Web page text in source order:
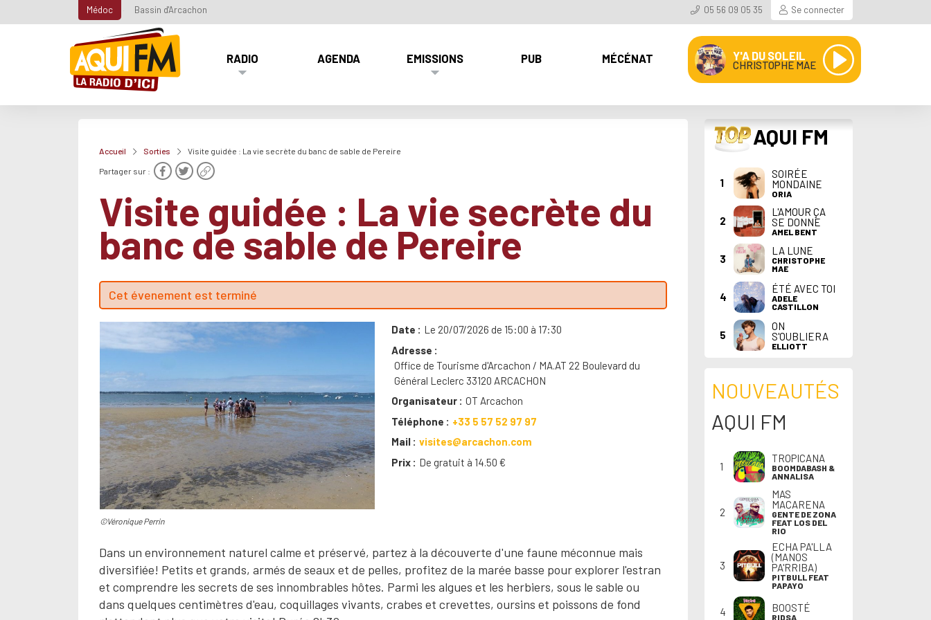
Médoc Bassin d'Arcachon 05 56 09 05 35 Se connecter
RADIO AGENDA EMISSIONS PUB MÉCÉNAT Y'A DU SOLEIL
CHRISTOPHE MAE
Accueil Sorties Visite guidée : La vie secrète du banc de sable de Pereire
Partager sur :
Visite guidée : La vie secrète du
banc de sable de Pereire
Cet évenement est terminé
©Véronique Perrin
Date
Le 20/07/2026 de 15:00 à 17:30
Adresse
Office de Tourisme d'Arcachon / MA.AT 22 Boulevard du
Général Leclerc 33120 ARCACHON
Organisateur
OT Arcachon
Téléphone
+33 5 57 52 97 97
Mail
visites@arcachon.com
Prix
De gratuit à 14.50 €
Dans un environnement naturel calme et préservé, partez à la découverte d'une faune méconnue mais
diversifiée! Petits et grands, armés de seaux et de pelles, profitez de la marée basse pour explorer l'estran
et comprendre les secrets de ses innombrables hôtes. Parmi les algues et les herbiers, sous le sable ou
dans quelques centimètres d'eau, coquillages vivants, crabes et crevettes, oursins et poissons de fond
TOP AQUI FM
1
SOIRÉE
MONDAINE
ORIA
2
L'AMOUR ÇA
SE DONNE
AMEL BENT
3
LA LUNE
CHRISTOPHE
MAE
4
ÉTÉ AVEC TOI
ADELE
CASTILLON
5
ON
S'OUBLIERA
ELLIOTT
NOUVEAUTÉS
AQUI FM
1
TROPICANA
BOOMDABASH &
ANNALISA
2
MAS
MACARENA
GENTE DE ZONA
FEAT LOS DEL
RIO
3
ECHA PA'LLA
(MANOS
PA'RRIBA)
PITBULL FEAT
PAPAYO
4 BOOSTÉ
RIDSA